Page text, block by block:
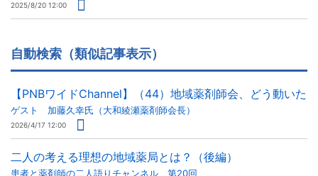
2025/8/20 12:00
自動検索（類似記事表示）
【PNBワイドChannel】（44）地域薬剤師会、どう動いた
ゲスト 加藤久幸氏（大和綾瀬薬剤師会長）
2026/4/17 12:00
二人の考える理想の地域薬局とは？（後編）
患者と薬剤師の二人語りチャンネル 第20回